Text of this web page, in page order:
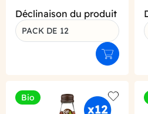
Déclinaison du produit
PACK DE 12
Ajouter au
Bio
Add to